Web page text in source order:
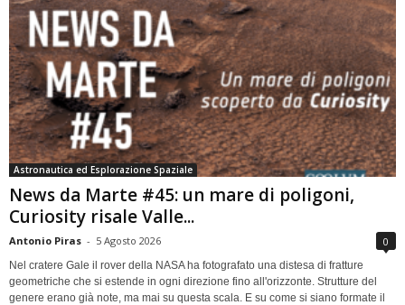
Astronautica ed Esplorazione Spaziale
News da Marte #45: un mare di poligoni,
Curiosity risale Valle...
Antonio Piras - 5 Agosto 2026 0
Nel cratere Gale il rover della NASA ha fotografato una distesa di fratture
geometriche che si estende in ogni direzione fino all'orizzonte. Strutture del
genere erano già note, ma mai su questa scala. E su come si siano formate il